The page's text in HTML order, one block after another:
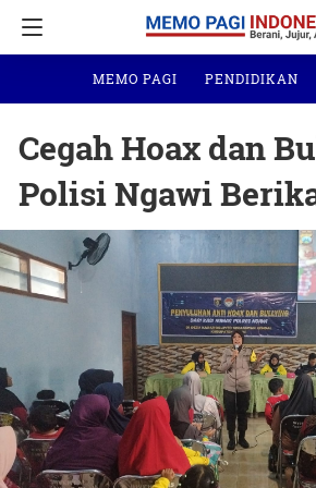
MEMO PAGI PENDIDIKAN
Cegah Hoax dan
Polisi Ngawi